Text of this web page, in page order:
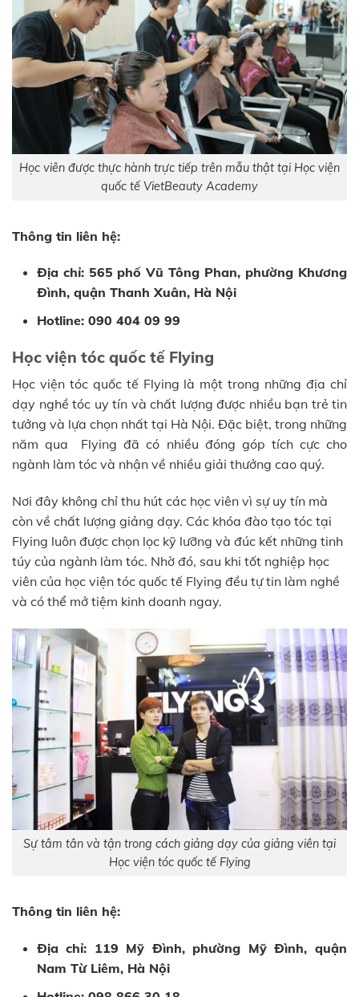
Học viên được thực hành trực tiếp trên mẫu thật tại Học viện
quốc tế VietBeauty Academy
Thông tin liên hệ:
Địa chỉ: 565 phố Vũ Tông Phan, phường Khương
Đình, quận Thanh Xuân, Hà Nội
Hotline: 090 404 09 99
Học viện tóc quốc tế Flying
Học viện tóc quốc tế Flying là một trong những địa chỉ
dạy nghề tóc uy tín và chất lượng được nhiều bạn trẻ tin
tưởng và lựa chọn nhất tại Hà Nội. Đặc biệt, trong những
năm qua Flying đã có nhiều đóng góp tích cực cho
ngành làm tóc và nhận về nhiều giải thưởng cao quý.
Nơi đây không chỉ thu hút các học viên vì sự uy tín mà
còn về chất lượng giảng dạy. Các khóa đào tạo tóc tại
Flying luôn được chọn lọc kỹ lưỡng và đúc kết những tinh
túy của ngành làm tóc. Nhờ đó, sau khi tốt nghiệp học
viên của học viện tóc quốc tế Flying đều tự tin làm nghề
và có thể mở tiệm kinh doanh ngay.
Sự tâm tân và tận trong cách giảng dạy của giảng viên tại
Học viện tóc quốc tế Flying
Thông tin liên hệ:
Địa chỉ: 119 Mỹ Đình, phường Mỹ Đình, quận
Nam Từ Liêm, Hà Nội